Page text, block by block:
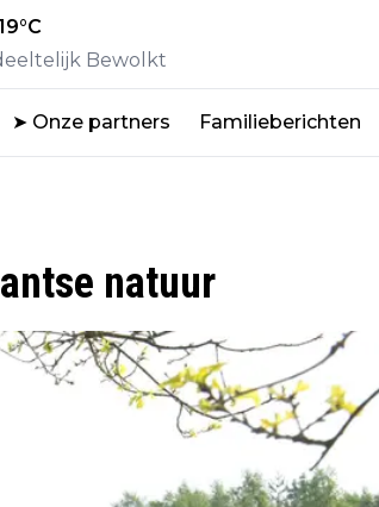
°C
Bewolkt
➤ Onze partners Familieberichten
natuur